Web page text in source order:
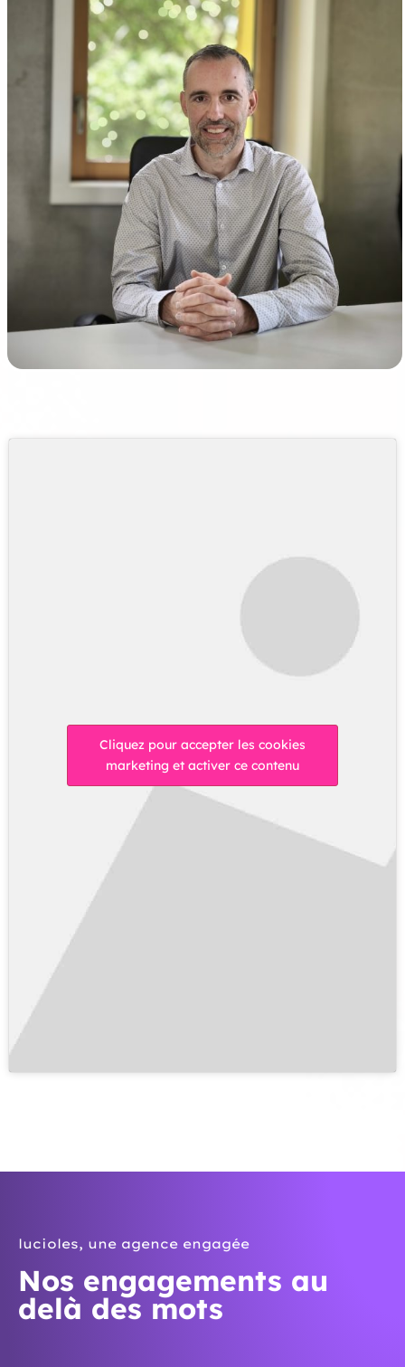
Cliquez pour accepter les cookies
marketing et activer ce contenu
lucioles, une agence engagée
Nos engagements au
delà des mots